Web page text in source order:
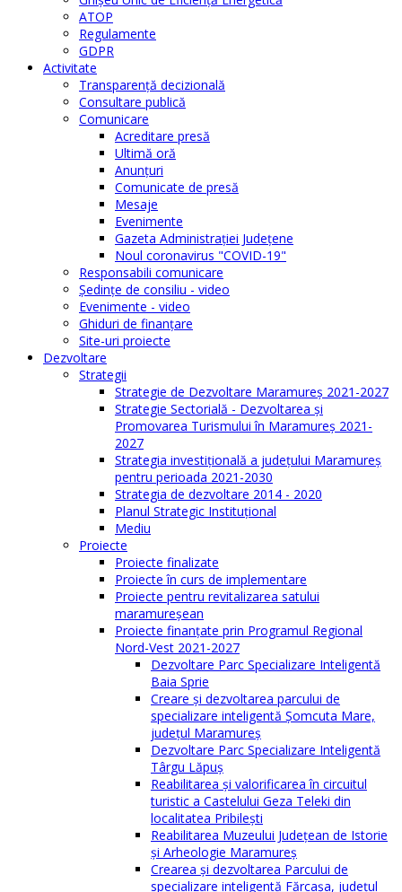
ATOP
Regulamente
GDPR
Activitate
Transparenţă decizională
Consultare publică
Comunicare
Acreditare presă
Ultimă oră
Anunţuri
Comunicate de presă
Mesaje
Evenimente
Gazeta Administraţiei Judeţene
Noul coronavirus "COVID-19"
Responsabili comunicare
Şedinţe de consiliu - video
Evenimente - video
Ghiduri de finanţare
Site-uri proiecte
Dezvoltare
Strategii
Strategie de Dezvoltare Maramureș 2021-2027
Strategie Sectorială - Dezvoltarea și
Promovarea Turismului în Maramureș 2021-
2027
Strategia investiţională a județului Maramureș
pentru perioada 2021-2030
Strategia de dezvoltare 2014 - 2020
Planul Strategic Instituţional
Mediu
Proiecte
Proiecte finalizate
Proiecte în curs de implementare
Proiecte pentru revitalizarea satului
maramureşean
Proiecte finanțate prin Programul Regional
Nord-Vest 2021-2027
Dezvoltare Parc Specializare Inteligentă
Baia Sprie
Creare și dezvoltarea parcului de
specializare inteligentă Șomcuta Mare,
județul Maramureș
Dezvoltare Parc Specializare Inteligentă
Târgu Lăpuș
Reabilitarea și valorificarea în circuitul
turistic a Castelului Geza Teleki din
localitatea Pribilești
Reabilitarea Muzeului Județean de Istorie
și Arheologie Maramureș
Crearea și dezvoltarea Parcului de
specializare inteligentă Fărcașa, județul